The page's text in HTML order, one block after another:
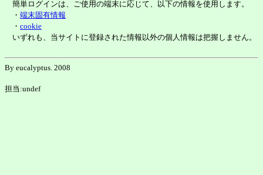
簡単ログインは、ご使用の端末に応じて、以下の情報を使用します。
・ 端末固有情報
・ cookie
いずれも、当サイトに登録された情報以外の個人情報は把握しません。
By eucalyptus. 2008
担当:undef